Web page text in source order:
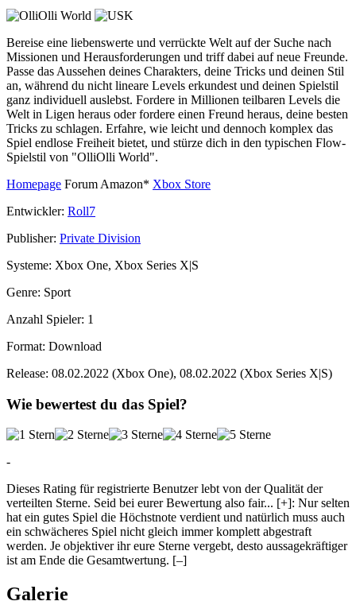
Bereise eine liebenswerte und verrückte Welt auf der Suche nach
Missionen und Herausforderungen und triff dabei auf neue Freunde.
Passe das Aussehen deines Charakters, deine Tricks und deinen Stil
an, während du nicht lineare Levels erkundest und deinen Spielstil
ganz individuell auslebst. Fordere in Millionen teilbaren Levels die
Welt in Ligen heraus oder fordere einen Freund heraus, deine besten
Tricks zu schlagen. Erfahre, wie leicht und dennoch komplex das
Spiel endlose Freiheit bietet, und stürze dich in den typischen Flow-
Spielstil von "OlliOlli World".
Homepage Forum Amazon* Xbox Store
Entwickler: Roll7
Publisher: Private Division
Systeme: Xbox One, Xbox Series X|S
Genre: Sport
Anzahl Spieler: 1
Format: Download
Release: 08.02.2022 (Xbox One), 08.02.2022 (Xbox Series X|S)
Wie bewertest du das Spiel?
-
Dieses Rating für registrierte Benutzer lebt von der Qualität der
verteilten Sterne. Seid bei eurer Bewertung also fair... [+]: Nur selten
hat ein gutes Spiel die Höchstnote verdient und natürlich muss auch
ein schwächeres Spiel nicht gleich immer komplett abgestraft
werden. Je objektiver ihr eure Sterne vergebt, desto aussagekräftiger
ist am Ende die Gesamtwertung. [–]
Galerie